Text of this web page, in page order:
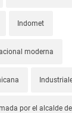
Indomet
moderna
por el alcalde